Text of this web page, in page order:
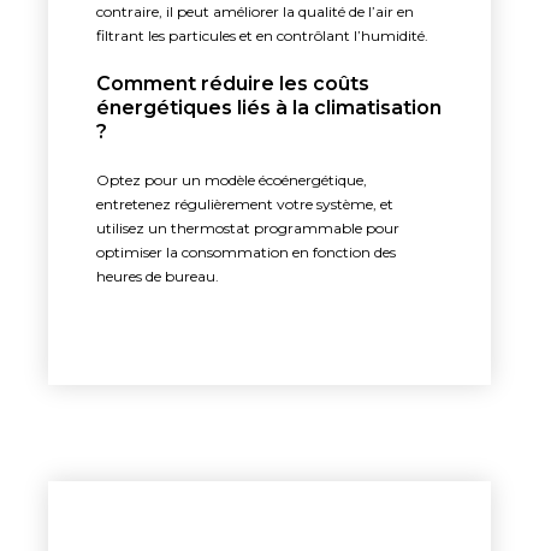
contraire, il peut améliorer la qualité de l’air en
filtrant les particules et en contrôlant l’humidité.
Comment réduire les coûts
énergétiques liés à la climatisation
?
Optez pour un modèle écoénergétique,
entretenez régulièrement votre système, et
utilisez un thermostat programmable pour
optimiser la consommation en fonction des
heures de bureau.